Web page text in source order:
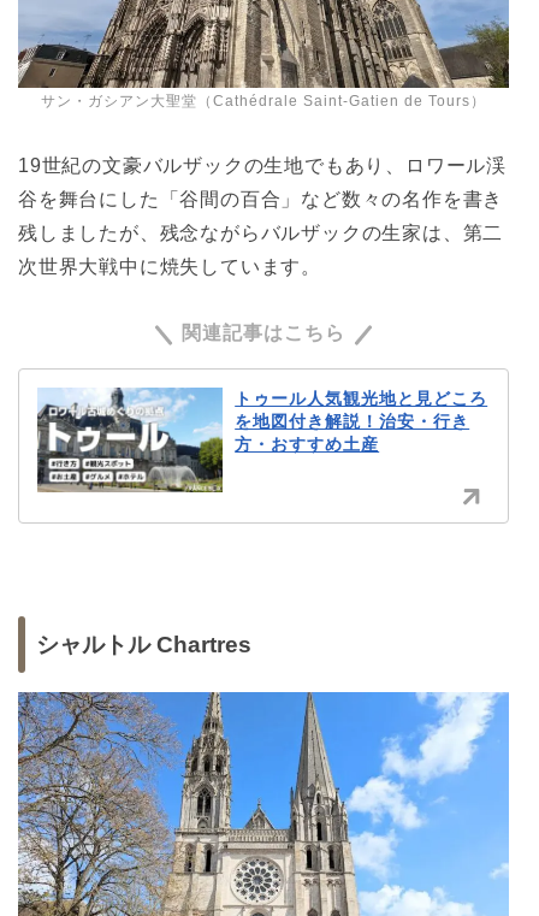
サン・ガシアン大聖堂（Cathédrale Saint-Gatien de Tours）
19世紀の文豪バルザックの生地でもあり、ロワール渓
谷を舞台にした「谷間の百合」など数々の名作を書き
残しましたが、残念ながらバルザックの生家は、第二
次世界大戦中に焼失しています。
関連記事はこちら
トゥール人気観光地と見どころ
を地図付き解説！治安・行き
方・おすすめ土産
シャルトル Chartres